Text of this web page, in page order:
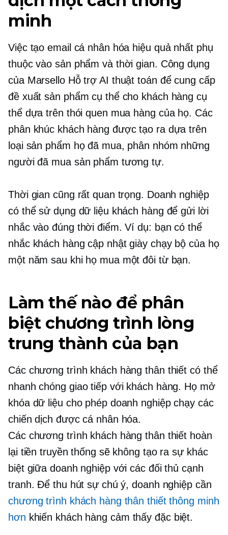
minh
Việc tạo email cá nhân hóa hiệu quả nhất phụ
thuộc vào sản phẩm và thời gian. Công dụng
của Marsello Hỗ trợ AI thuật toán để cung cấp
đề xuất sản phẩm cụ thể cho khách hàng cụ
thể dựa trên thói quen mua hàng của họ. Các
phân khúc khách hàng được tạo ra dựa trên
loại sản phẩm họ đã mua, phân nhóm những
người đã mua sản phẩm tương tự.
Thời gian cũng rất quan trọng. Doanh nghiệp
có thể sử dụng dữ liệu khách hàng để gửi lời
nhắc vào đúng thời điểm. Ví dụ: bạn có thể
nhắc khách hàng cập nhật giày chạy bộ của họ
một năm sau khi họ mua một đôi từ bạn.
Làm thế nào để phân
biệt chương trình lòng
trung thành của bạn
Các chương trình khách hàng thân thiết có thể
nhanh chóng giao tiếp với khách hàng. Họ mở
khóa dữ liệu cho phép doanh nghiệp chạy các
chiến dịch được cá nhân hóa.
Các chương trình khách hàng thân thiết hoàn
lại tiền truyền thống sẽ không tạo ra sự khác
biệt giữa doanh nghiệp với các đối thủ cạnh
tranh. Để thu hút sự chú ý, doanh nghiệp cần
chương trình khách hàng thân thiết thông minh
hơn khiến khách hàng cảm thấy đặc biệt.